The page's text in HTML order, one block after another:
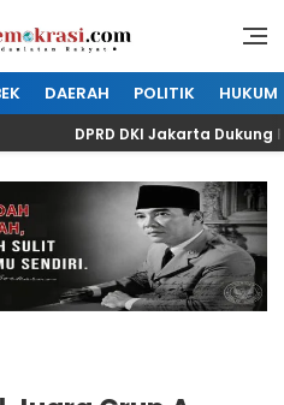
Rakyat
DAERAH POLITIK HUKUM
DPRD DKI Jakarta Dukung